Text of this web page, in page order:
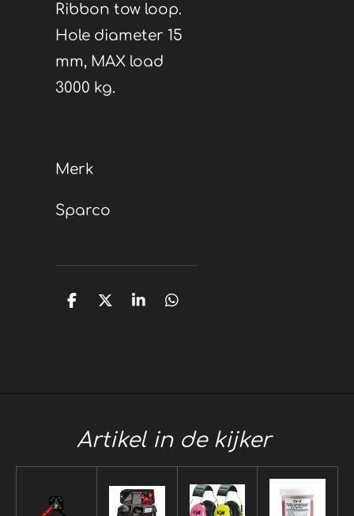
Ribbon tow loop.
Hole diameter 15
mm, MAX load
3000 kg.
Merk
Sparco
D
D
S
D
Artikel in de kijker